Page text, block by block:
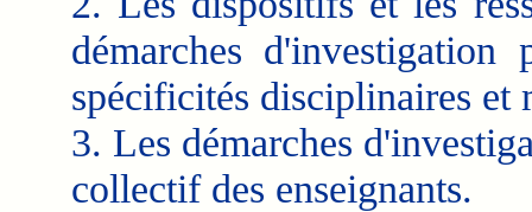
démarches d'investigation
spécificités disciplinaires et
3. Les démarches
collectif des enseignants.